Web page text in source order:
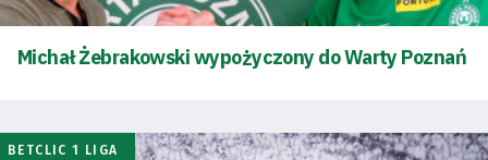
Michał Żebrakowski wypożyczony do Warty Poznań
BETCLIC 1 LIGA